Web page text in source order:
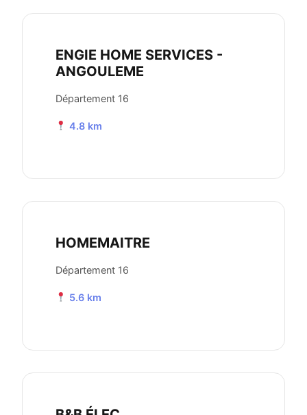
ENGIE HOME SERVICES -
ANGOULEME
Département 16
4.8 km
HOMEMAITRE
Département 16
5.6 km